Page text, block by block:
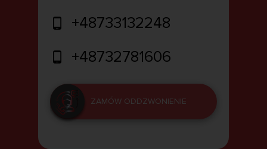
+48733132248
+48732781606
ZAMÓW ODDZWONIENIE